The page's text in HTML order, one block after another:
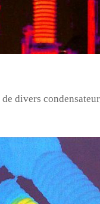
divers